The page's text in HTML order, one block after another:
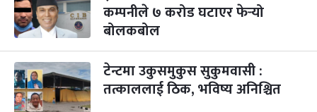
मंगल कार्तिक ३, २०८३-Oct 20, 2026
४
५
बिहि
पापा‌ङ्कुशा एकादशी व्रत
कार्तिक ५, २०८३
२ महिना बाँकी
कम्पनीले ७ करोड घटाएर फेर्‍यो
बोलकबोल
टेन्टमा उकुसमुकुस सुकुमवासी :
तत्काललाई ठिक, भविष्य अनिश्चित